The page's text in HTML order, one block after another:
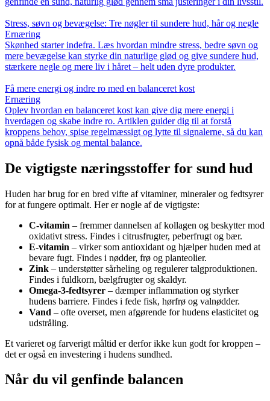
Stress, søvn og bevægelse: Tre nøgler til sundere hud, hår og negle
Ernæring
Skønhed starter indefra. Læs hvordan mindre stress, bedre søvn og
mere bevægelse kan styrke din naturlige glød og give sundere hud,
stærkere negle og mere liv i håret – helt uden dyre produkter.
Få mere energi og indre ro med en balanceret kost
Ernæring
Oplev hvordan en balanceret kost kan give dig mere energi i
hverdagen og skabe indre ro. Artiklen guider dig til at forstå
kroppens behov, spise regelmæssigt og lytte til signalerne, så du kan
opnå både fysisk og mental balance.
De vigtigste næringsstoffer for sund hud
Huden har brug for en bred vifte af vitaminer, mineraler og fedtsyrer
for at fungere optimalt. Her er nogle af de vigtigste:
C-vitamin – fremmer dannelsen af kollagen og beskytter mod
oxidativt stress. Findes i citrusfrugter, peberfrugt og bær.
E-vitamin – virker som antioxidant og hjælper huden med at
bevare fugt. Findes i nødder, frø og planteolier.
Zink – understøtter sårheling og regulerer talgproduktionen.
Findes i fuldkorn, bælgfrugter og skaldyr.
Omega-3-fedtsyrer – dæmper inflammation og styrker
hudens barriere. Findes i fede fisk, hørfrø og valnødder.
Vand – ofte overset, men afgørende for hudens elasticitet og
udstråling.
Et varieret og farverigt måltid er derfor ikke kun godt for kroppen –
det er også en investering i hudens sundhed.
Når du vil genfinde balancen